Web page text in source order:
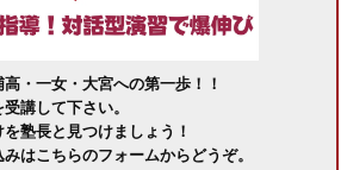
・一女・大宮への第一歩！！
講して下さい。
塾長と見つけましょう！
はこちらのフォームからどうぞ。